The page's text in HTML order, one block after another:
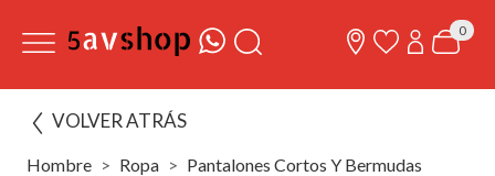
0
VOLVER ATRÁS
Hombre Ropa
Pantalones Cortos Y Bermudas